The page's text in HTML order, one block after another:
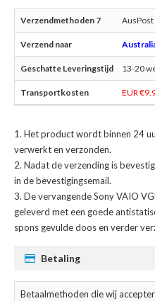
AusPost
13-20
EUR
Het product wordt binnen 24
verwerkt en verzonden.
Nadat de verzending is
in de bevestigingsemail.
Devervangende Sony VAIO
geleverd met een goede
spons gevulde doos en verder
Betaling
Betaalmethoden die wij